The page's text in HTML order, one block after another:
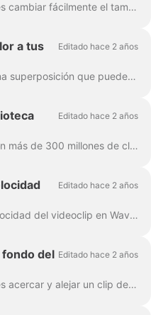
En Wave.video, puedes cambiar fácilmente el tamaño de tu vídeo a diferentes relaciones de aspecto. En el Editor, en el paso "Redimensionar vídeo", puedes ...
a tus
Editado hace 2 años
Un filtro de color es una superposición que puedes añadir a tus vídeos. Es útil cuando quieres dar a tu vídeo un aspecto de marca consistente y hacer que tu...
Editado hace 2 años
Wave.video cuenta con más de 300 millones de clips de vídeo e imágenes de archivo, pero también hay una serie de características que nuestros usuarios y el personal...
Editado hace 2 años
Puedes cambiar la velocidad del videoclip en Wave.video. Para ello, vaya al paso Editar y seleccione la velocidad que desee. Por defecto, la velocidad del vídeo es ...
del Editado hace 2 años
En Wave.video, puedes acercar y alejar un clip de vídeo o una imagen. Una vez que alejes el zoom, el creador de vídeo añadirá automáticamente un fondo liso para rellenar ...